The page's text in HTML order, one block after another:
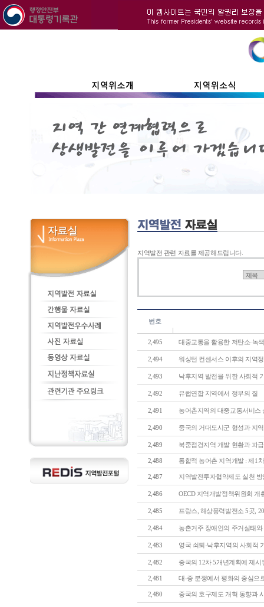
지역발전 관련 자료를 제공해드립니다.
번호
2,495 대중교통을 활용한 저탄소·녹
2,494 워싱턴 컨센서스 이후의 지역
2,493 낙후지역 발전을 위한 사회적
2,492 유럽연합 지역에서 정부의 질
2,491 농어촌지역의 대중교통서비스
2,490 중국의 거대도시군 형성과 지
2,489 북중접경지역 개발 현황과 파
2,488 통합적 농어촌 지역개발 : 제1
2,487 지역발전투자협약제도 실천 방
2,486 OECD 지역개발정책위원회 개
2,485 프랑스, 해상풍력발전소 5곳,
2,484 농촌거주 장애인의 주거실태와
2,483 영국 쇠퇴·낙후지역의 사회적
2,482 중국의 12차 5개년계획에 제
2,481 대-중 분쟁에서 평화의 중심으
2,480 중국의 호구제도 개혁 동향과